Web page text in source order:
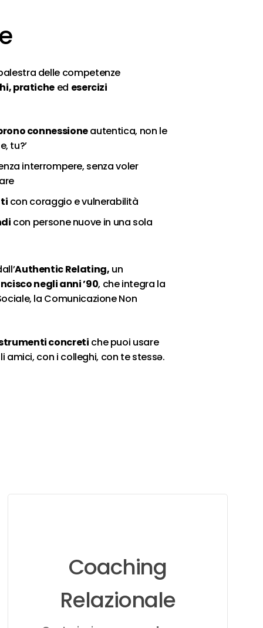
delle competenze
pratiche ed esercizi
connessioneautentica, non le
tu?’
interrompere, senza voler
con coraggio e vulnerabilità
con persone nuove in una sola
Authentic Relating, un
negli anni ’90, che integra la
la Comunicazione Non
concreti che puoi usare
amici, con i colleghi, con te stessə.
Coaching
Relazionale